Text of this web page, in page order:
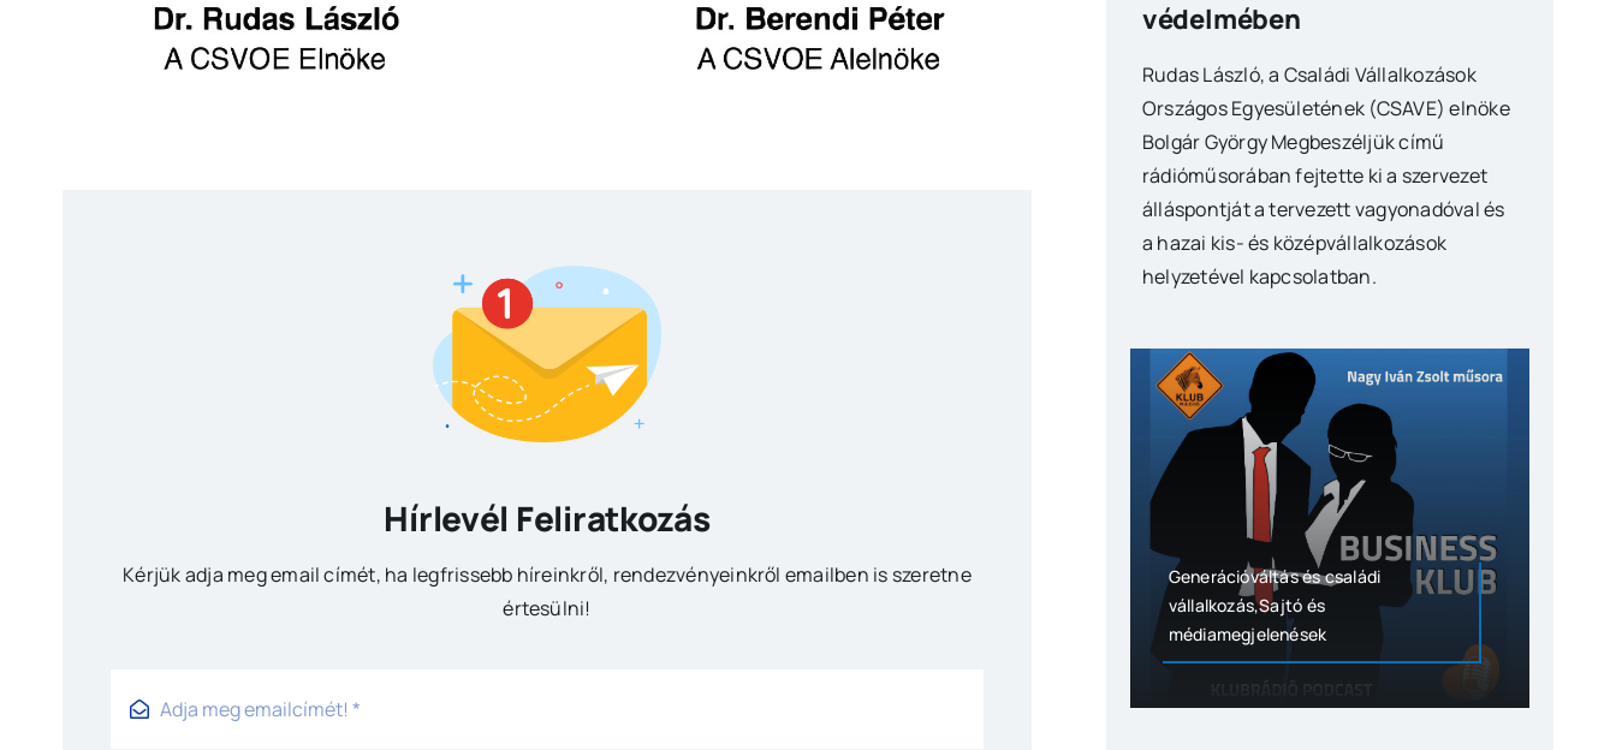
Hírlevél Feliratkozás
Kérjük adja meg email címét, ha legfrissebb híreinkről, rendezvényeinkről emailben is szeretne
értesülni!
védelmében
Rudas László, a Családi Vállalkozások
Országos Egyesületének (CSAVE) elnöke
Bolgár György Megbeszéljük című
rádióműsorában fejtette ki a szervezet
álláspontját a tervezett vagyonadóval és
a hazai kis- és középvállalkozások
helyzetével kapcsolatban.
Generációváltás és családi
vállalkozás,Sajtó és
médiamegjelenések